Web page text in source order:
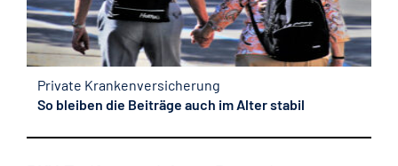
Private Krankenversicherung
So bleiben die Beiträge auch im Alter stabil